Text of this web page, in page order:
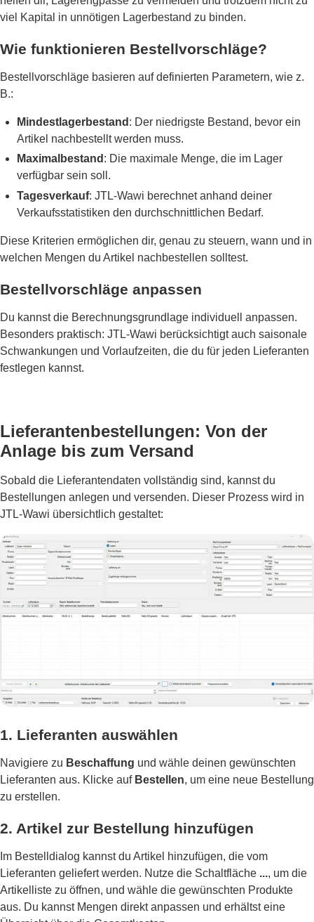
viel Kapital in unnötigen Lagerbestand zu binden.
Wie funktionieren Bestellvorschläge?
Bestellvorschläge basieren auf definierten Parametern, wie z.
B.:
Mindestlagerbestand : Der niedrigste Bestand, bevor ein
Artikel nachbestellt werden muss.
Maximalbestand : Die maximale Menge, die im Lager
verfügbar sein soll.
Tagesverkauf: JTL-Wawi berechnet anhand deiner
Verkaufsstatistiken den durchschnittlichen Bedarf.
Diese Kriterien ermöglichen dir, genau zu steuern, wann und in
welchen Mengen du Artikel nachbestellen solltest.
Bestellvorschläge anpassen
Du kannst die Berechnungsgrundlage individuell anpassen.
Besonders praktisch: JTL-Wawi berücksichtigt auch saisonale
Schwankungen und Vorlaufzeiten, die du für jeden Lieferanten
festlegen kannst.
Lieferantenbestellungen: Von der
Anlage bis zum Versand
Sobald die Lieferantendaten vollständig sind, kannst du
Bestellungen anlegen und versenden. Dieser Prozess wird in
JTL-Wawi übersichtlich gestaltet:
1. Lieferanten auswählen
Navigiere zu Beschaffung und wähle deinen gewünschten
Lieferanten aus. Klicke auf Bestellen, um eine neue Bestellung
zu erstellen.
2. Artikel zur Bestellung hinzufügen
Im Bestelldialog kannst du Artikel hinzufügen, die vom
Lieferanten geliefert werden. Nutze die Schaltfläche ..., um die
Artikelliste zu öffnen, und wähle die gewünschten Produkte
aus. Du kannst Mengen direkt anpassen und erhältst eine